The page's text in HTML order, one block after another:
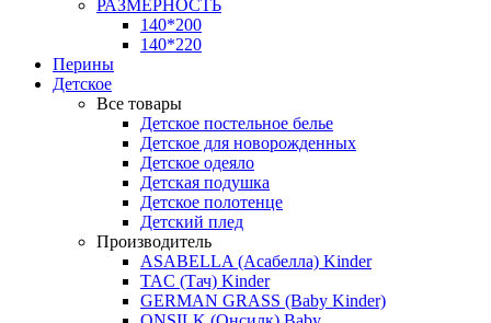
РАЗМЕРНОСТЬ
140*200
140*220
Перины
Детское
Все товары
Детское постельное белье
Детское для новорожденных
Детское одеяло
Детская подушка
Детское полотенце
Детский плед
Производитель
ASABELLA (Асабелла) Kinder
TAC (Тач) Kinder
GERMAN GRASS (Baby Kinder)